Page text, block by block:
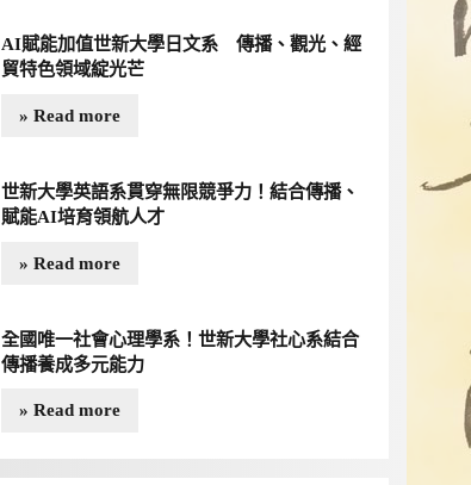
AI賦能加值世新大學日文系 傳播、觀光、經
貿特色領域綻光芒
» Read more
世新大學英語系貫穿無限競爭力！結合傳播、
賦能AI培育領航人才
» Read more
全國唯一社會心理學系！世新大學社心系結合
傳播養成多元能力
» Read more